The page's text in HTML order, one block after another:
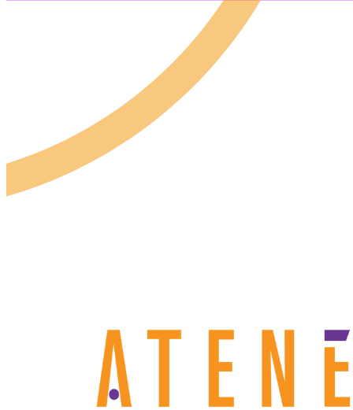
Lasciti e testamenti